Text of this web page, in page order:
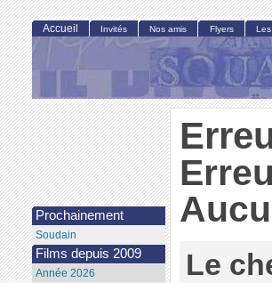
Le
Accueil Invités Nos amis Flyers
Prochainement
Soudain
Films depuis 2009
Année 2026